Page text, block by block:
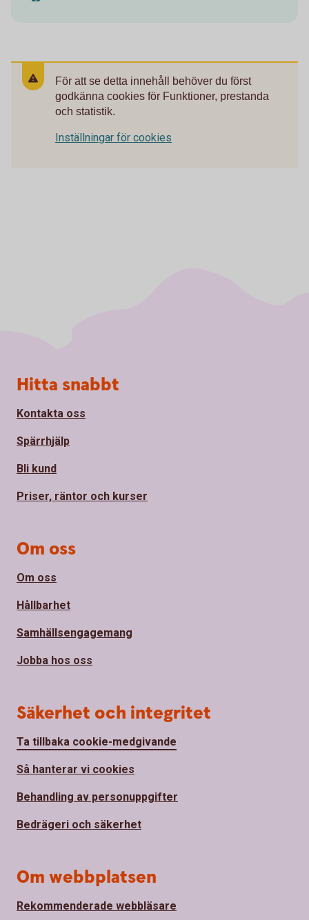
För att se detta innehåll behöver du först
godkänna cookies för Funktioner, prestanda
och statistik.
Inställningar för cookies
Sidfot
Hitta snabbt
Kontakta oss
Spärrhjälp
Bli kund
Priser, räntor och kurser
Om oss
Om oss
Hållbarhet
Samhällsengagemang
Jobba hos oss
Säkerhet och integritet
Ta tillbaka cookie-medgivande
Så hanterar vi cookies
Behandling av personuppgifter
Bedrägeri och säkerhet
Om webbplatsen
Rekommenderade webbläsare